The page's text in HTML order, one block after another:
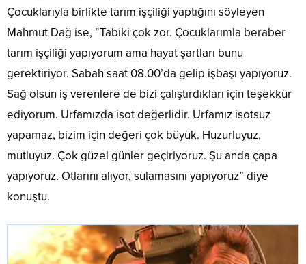
Çocuklarıyla birlikte tarım işçiliği yaptığını söyleyen
Mahmut Dağ ise, ”Tabiki çok zor. Çocuklarımla beraber
tarım işçiliği yapıyorum ama hayat şartları bunu
gerektiriyor. Sabah saat 08.00’da gelip işbaşı yapıyoruz.
Sağ olsun iş verenlere de bizi çalıştırdıkları için teşekkür
ediyorum. Urfamızda isot değerlidir. Urfamız isotsuz
yapamaz, bizim için değeri çok büyük. Huzurluyuz,
mutluyuz. Çok güzel günler geçiriyoruz. Şu anda çapa
yapıyoruz. Otlarını alıyor, sulamasını yapıyoruz” diye
konuştu.